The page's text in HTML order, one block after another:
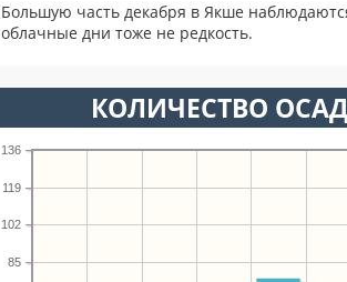
Большую часть декабря в Якше
облачные дни тоже не редкость.
КОЛИЧЕСТВО
85
102
119
136